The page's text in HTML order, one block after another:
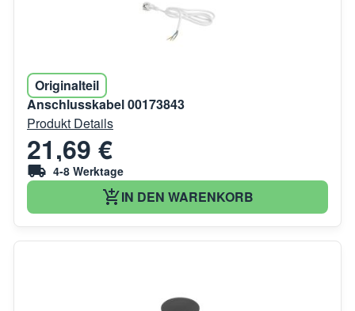
Originalteil
Anschlusskabel 00173843
Produkt Details
21,69 €
4-8 Werktage
IN DEN WARENKORB